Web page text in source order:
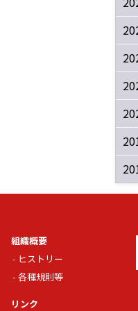
組織概要
ヒストリー
各種規則等
リンク